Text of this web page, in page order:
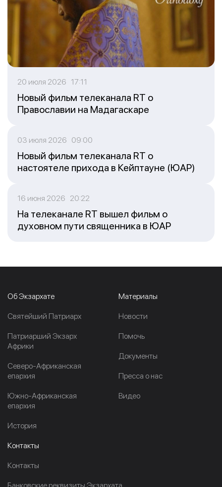
20 июля 2026 17:11
Новый фильм телеканала RT о
Православии на Мадагаскаре
03 июля 2026 09:00
Новый фильм телеканала RT о
настоятеле прихода в Кейптауне (ЮАР)
16 июня 2026 20:22
На телеканале RT вышел фильм о
духовном пути священника в ЮАР
Об Экзархате
Cвятейший Патриарх
Патриарший Экзарх
Африки
Северо-Африканская
епархия
Южно-Африканская
епархия
История
Материалы
Новости
Помочь
Документы
Пресса о нас
Видео
Контакты
Контакты
Банковские реквизиты Экзархата